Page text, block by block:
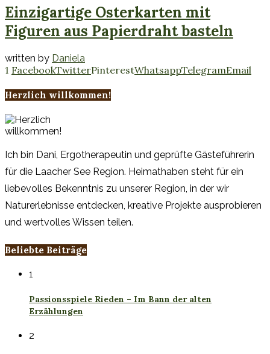
Einzigartige Osterkarten mit
Figuren aus Papierdraht basteln
written by Daniela
1 FacebookTwitterPinterestWhatsappTelegramEmail
Herzlich willkommen!
Ich bin Dani, Ergotherapeutin und geprüfte Gästeführerin
für die Laacher See Region. Heimathaben steht für ein
liebevolles Bekenntnis zu unserer Region, in der wir
Naturerlebnisse entdecken, kreative Projekte ausprobieren
und wertvolles Wissen teilen.
Beliebte Beiträge
1
Passionsspiele Rieden – Im Bann der alten
Erzählungen
2